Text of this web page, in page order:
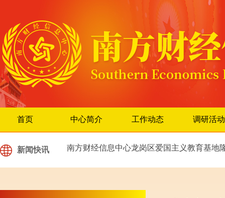
首页 中心简介 工作动态 调研活动
新闻快讯
南方财经信息中心“委员家宴”揭牌仪式
朱华斌主任率队赴四川天府新区进行企业高
中国财经访谈栏目罗湖演播厅隆重揭牌
南方财经信息中心龙岗区爱国主义教育基地
南方财经信息中心江西分中心授牌任命仪式